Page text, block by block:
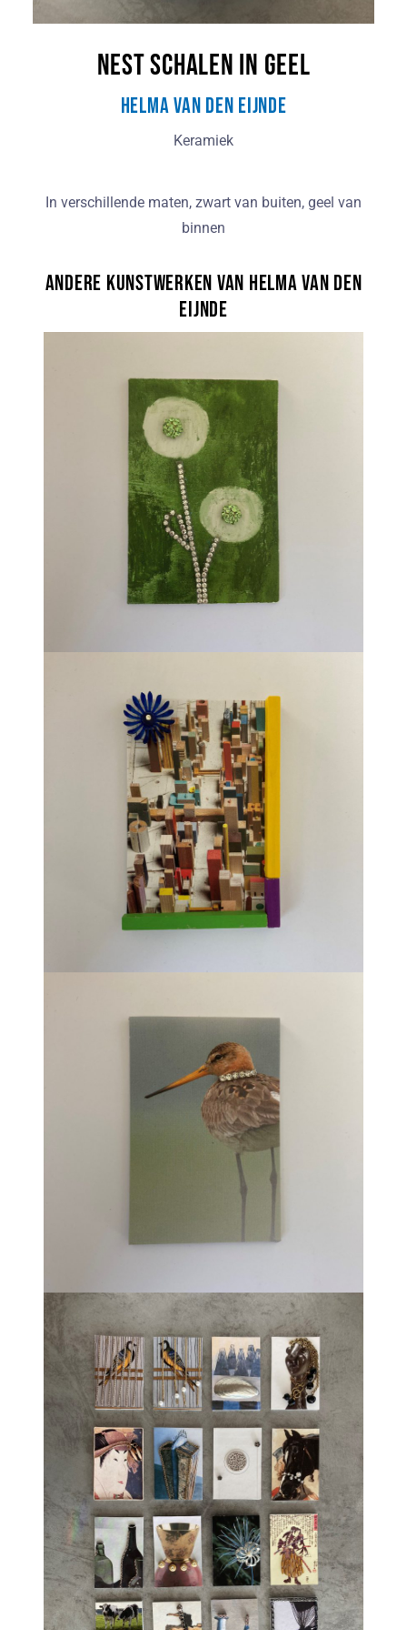
Nest schalen in geel
Helma van den Eijnde
Keramiek
In verschillende maten, zwart van buiten, geel van
binnen
Andere kunstwerken van Helma van den
Eijnde